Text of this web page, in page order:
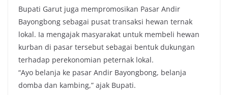
Bupati Garut juga mempromosikan Pasar Andir
Bayongbong sebagai pusat transaksi hewan ternak
lokal. Ia mengajak masyarakat untuk membeli hewan
kurban di pasar tersebut sebagai bentuk dukungan
terhadap perekonomian peternak lokal.
“Ayo belanja ke pasar Andir Bayongbong, belanja
domba dan kambing,” ajak Bupati.